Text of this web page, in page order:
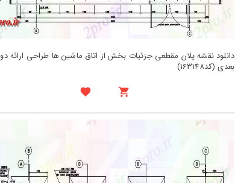
دانلود نقشه پلان مقطعی جزئیات بخش از اتاق ماشین ها طراحی ارائه دو
بعدی (کد163148)